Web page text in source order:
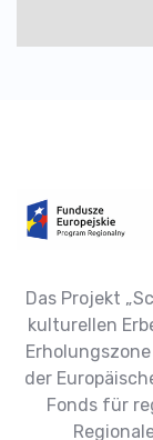
Das Projekt
kulturellen
der
Fonds für